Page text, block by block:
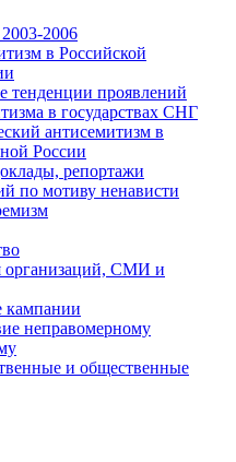
2006
в Российской
тенденции проявлений
в государствах СНГ
антисемитизм в
России
репортажи
по мотиву ненависти
организаций, СМИ и
кампании
неправомерному
и общественные